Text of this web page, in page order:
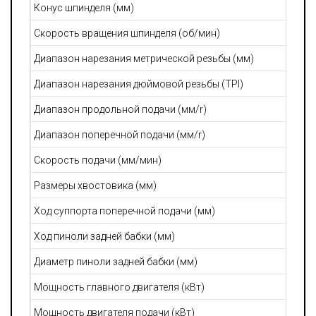
Конус шпинделя (мм)
Скорость вращения шпинделя (об/мин)
Диапазон нарезания метрической резьбы (мм)
Диапазон нарезания дюймовой резьбы (TPI)
Диапазон продольной подачи (мм/r)
Диапазон поперечной подачи (мм/r)
Скорость подачи (мм/мин)
Размеры хвостовика (мм)
Ход суппорта поперечной подачи (мм)
Ход пиноли задней бабки (мм)
Диаметр пиноли задней бабки (мм)
Мощность главного двигателя (кВт)
Мощность двигателя подачи (кВт)